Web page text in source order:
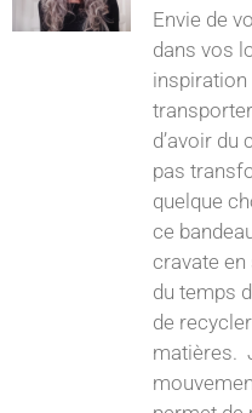
Envie de
dans vos
inspiration
d’avoir du
pas
quelque
ce
cravate en
du temps
de
matières.